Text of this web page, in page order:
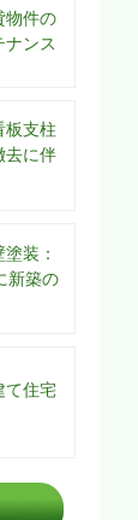
物件の
ナンス
板支柱
去に伴
装：
新築の
て住宅